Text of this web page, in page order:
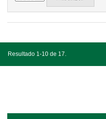
Resultado 1-10 de 17.